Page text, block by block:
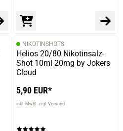
NIKOTINSHOTS
Helios 20/80 Nikotinsalz-
Shot 10ml 20mg by Jokers
Cloud
5,90 EUR*
inkl. MwSt. zzgl. Versand